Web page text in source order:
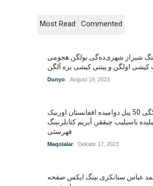
Most Read Commented
شیراز شهری‌ده‌گی بولگن هجومی
Dunyo Avgust 19, 2023
سونگگی 50 ییل دوامیده اففانستان اوزبیک
باسیلیب چیققن أیریم کتابلرنینگ
فهرستی
Maqolalar Dekabr 17, 2023
عباس ستانکزی نینگ ایکس صفحه